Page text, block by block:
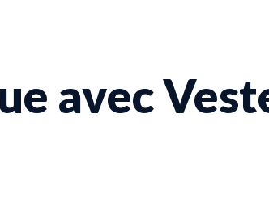
avec